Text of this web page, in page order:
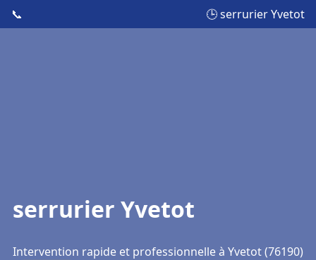
📞 🕒 serrurier Yvetot
serrurier Yvetot
Intervention rapide et professionnelle à Yvetot (76190)